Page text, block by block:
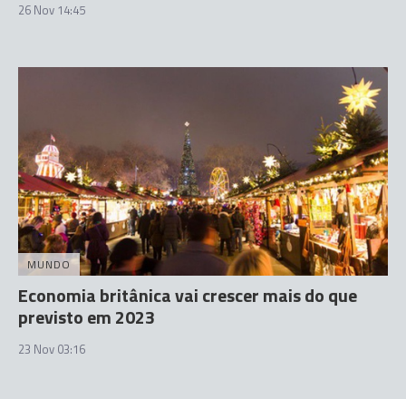
26 Nov 14:45
MUNDO
Economia britânica vai crescer mais do que
previsto em 2023
23 Nov 03:16